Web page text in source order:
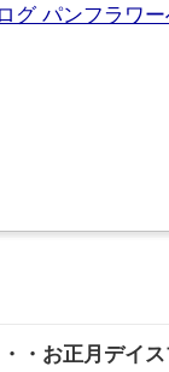
・お正月デイ